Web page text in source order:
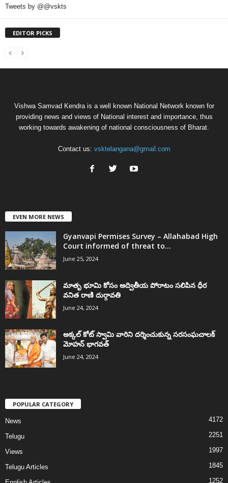
Tweets by @@vskts
EDITOR PICKS
Vishwa Samvad Kendra is a well known National Network known for
providing news and views of National interest and importance, thus
working towards awakening of national consciousness of Bharat.
Contact us: vsktelangana@gmail.com
EVEN MORE NEWS
Gyanvapi Permises Survey – Allahabad High
Court informed of threat to...
June 25, 2024
మాతృ భూమి కోసం అద్వితీయ పోరాటం సలిపిన ధీర
వనిత రాణి దుర్గావతి
June 24, 2024
అక్కల్‌ కోట్‌ స్వామి వారిని దర్శించుకున్న సరసంఘచాలక్
మోహన్ భాగవత్
June 24, 2024
POPULAR CATEGORY
News 4172
Telugu 2251
Views 1997
Telugu Articles 1845
1252